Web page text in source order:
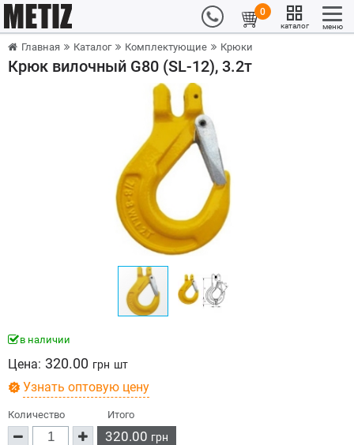
0
каталог меню
Главная Каталог Комплектующие Крюки
Крюк вилочный G80 (SL-12), 3.2т
в наличии
Цена: 320.00 грн шт
Узнать оптовую цену
Количество Итого
320.00 грн